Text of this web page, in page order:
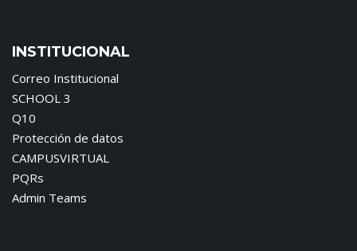
INSTITUCIONAL
Correo Institucional
SCHOOL 3
Q10
Protección de datos
CAMPUSVIRTUAL
PQRs
Admin Teams